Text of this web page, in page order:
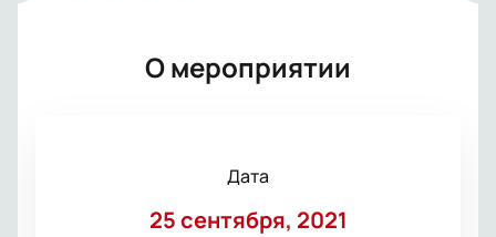
О мероприятии
Дата
25 сентября, 2021